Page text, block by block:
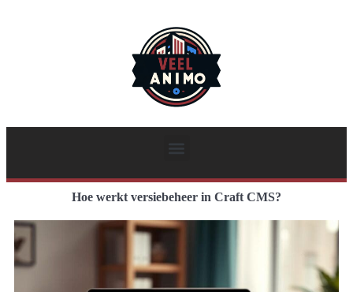
Hoe werkt versiebeheer in Craft CMS?